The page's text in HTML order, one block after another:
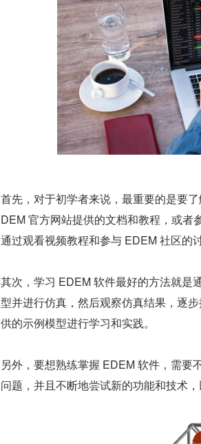
首先，对于初学者来说，最重要的是要
DEM 官方网站提供的文档和教程，或者
通过观看视频教程和参与 EDEM 社区的
其次，学习 EDEM 软件最好的方法就是
型并进行仿真，然后观察仿真结果，逐
供的示例模型进行学习和实践。
另外，要想熟练掌握 EDEM 软件，需要
问题，并且不断地尝试新的功能和技术，